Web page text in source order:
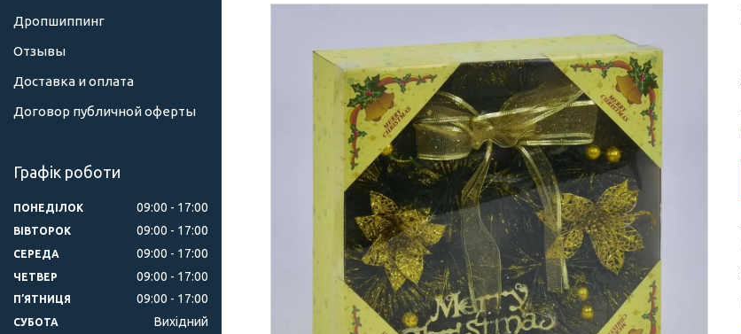
Дропшиппинг
Отзывы
Доставка и оплата
Договор публичной оферты
Графік роботи
ПОНЕДІЛОК 09:00 17:00
ВІВТОРОК 09:00 17:00
СЕРЕДА 09:00 17:00
ЧЕТВЕР 09:00 17:00
ПʼЯТНИЦЯ 09:00 17:00
СУБОТА Вихідний